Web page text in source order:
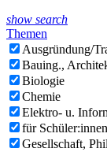
show search
Themen
Ausgründung/
Bauing.,
Biologie
Chemie
Elektro- u.
für Schüler:innen
Gesellschaft,